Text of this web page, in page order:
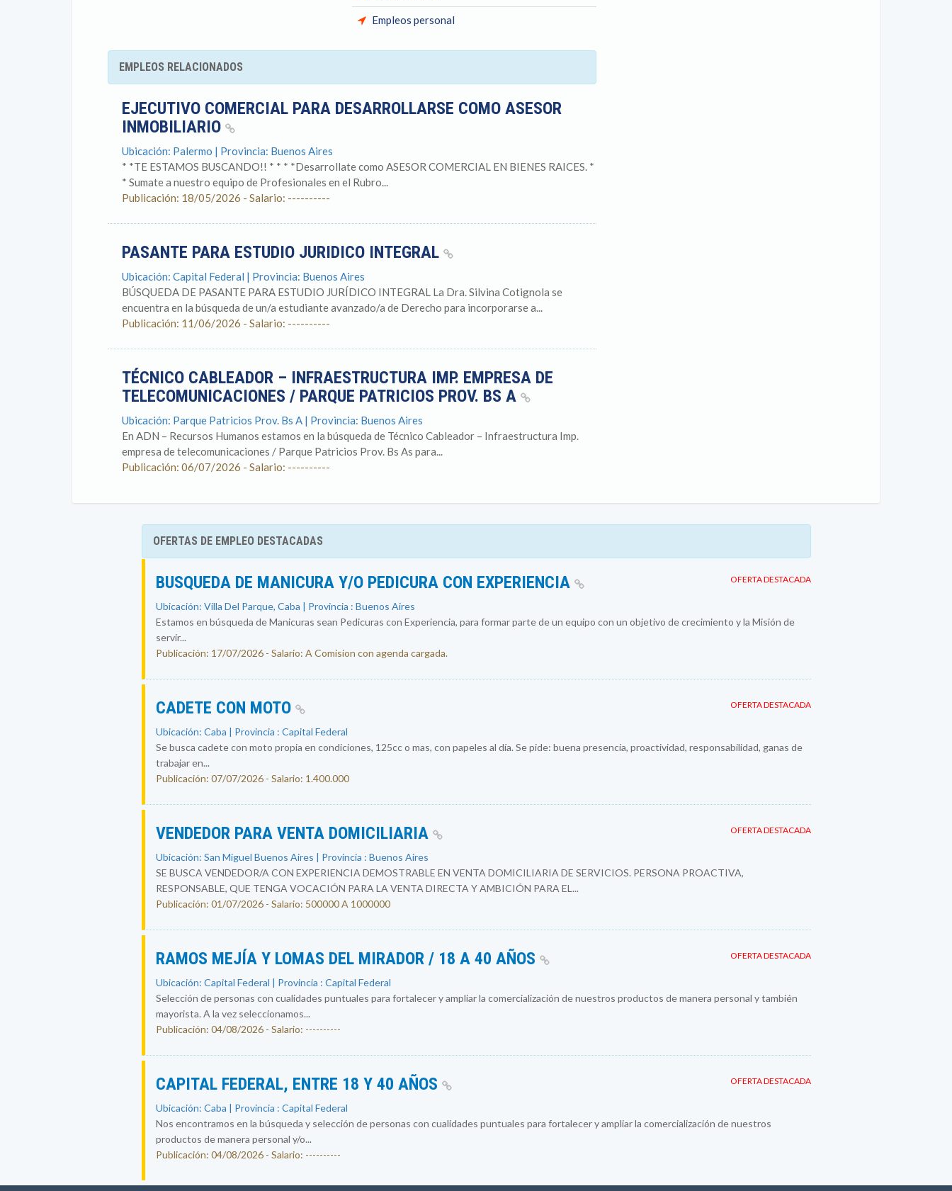
Empleos personal
EMPLEOS RELACIONADOS
EJECUTIVO COMERCIAL PARA DESARROLLARSE COMO ASESOR
INMOBILIARIO
Ubicación: Palermo | Provincia: Buenos Aires
* *TE ESTAMOS BUSCANDO!! * * * *Desarrollate como ASESOR COMERCIAL EN BIENES RAICES. *
* Sumate a nuestro equipo de Profesionales en el Rubro...
Publicación: 18/05/2026 - Salario: ----------
PASANTE PARA ESTUDIO JURIDICO INTEGRAL
Ubicación: Capital Federal | Provincia: Buenos Aires
BÚSQUEDA DE PASANTE PARA ESTUDIO JURÍDICO INTEGRAL La Dra. Silvina Cotignola se
encuentra en la búsqueda de un/a estudiante avanzado/a de Derecho para incorporarse a...
Publicación: 11/06/2026 - Salario: ----------
TÉCNICO CABLEADOR – INFRAESTRUCTURA IMP. EMPRESA DE
TELECOMUNICACIONES / PARQUE PATRICIOS PROV. BS A
Ubicación: Parque Patricios Prov. Bs A | Provincia: Buenos Aires
En ADN – Recursos Humanos estamos en la búsqueda de Técnico Cableador – Infraestructura Imp.
empresa de telecomunicaciones / Parque Patricios Prov. Bs As para...
Publicación: 06/07/2026 - Salario: ----------
OFERTAS DE EMPLEO DESTACADAS
OFERTA DESTACADA
BUSQUEDA DE MANICURA Y/O PEDICURA CON EXPERIENCIA
Ubicación: Villa Del Parque, Caba | Provincia : Buenos Aires
Estamos en búsqueda de Manicuras sean Pedicuras con Experiencia, para formar parte de un equipo con un objetivo de crecimiento y la Misión de
servir...
Publicación: 17/07/2026 - Salario: A Comision con agenda cargada.
OFERTA DESTACADA
CADETE CON MOTO
Ubicación: Caba | Provincia : Capital Federal
Se busca cadete con moto propia en condiciones, 125cc o mas, con papeles al día. Se pide: buena presencia, proactividad, responsabilidad, ganas de
trabajar en...
Publicación: 07/07/2026 - Salario: 1.400.000
OFERTA DESTACADA
VENDEDOR PARA VENTA DOMICILIARIA
Ubicación: San Miguel Buenos Aires | Provincia : Buenos Aires
SE BUSCA VENDEDOR/A CON EXPERIENCIA DEMOSTRABLE EN VENTA DOMICILIARIA DE SERVICIOS. PERSONA PROACTIVA,
RESPONSABLE, QUE TENGA VOCACIÓN PARA LA VENTA DIRECTA Y AMBICIÓN PARA EL...
Publicación: 01/07/2026 - Salario: 500000 A 1000000
OFERTA DESTACADA
RAMOS MEJÍA Y LOMAS DEL MIRADOR / 18 A 40 AÑOS
Ubicación: Capital Federal | Provincia : Capital Federal
Selección de personas con cualidades puntuales para fortalecer y ampliar la comercialización de nuestros productos de manera personal y también
mayorista. A la vez seleccionamos...
Publicación: 04/08/2026 - Salario: ----------
OFERTA DESTACADA
CAPITAL FEDERAL, ENTRE 18 Y 40 AÑOS
Ubicación: Caba | Provincia : Capital Federal
Nos encontramos en la búsqueda y selección de personas con cualidades puntuales para fortalecer y ampliar la comercialización de nuestros
productos de manera personal y/o...
Publicación: 04/08/2026 - Salario: ----------